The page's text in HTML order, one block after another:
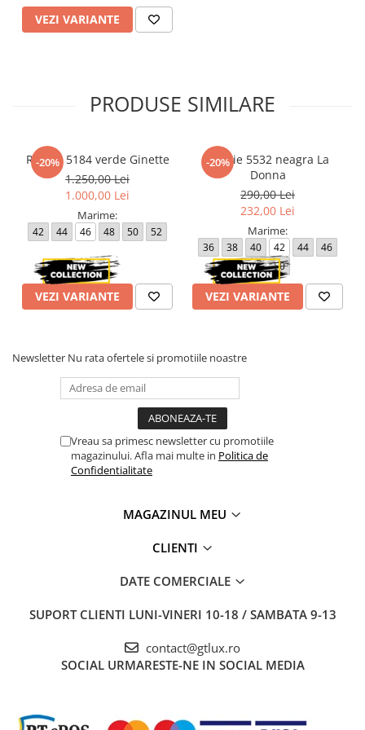
VEZI VARIANTE
PRODUSE SIMILARE
-20%
Rochie 5184 verde Ginette
1.250,00 Lei
1.000,00 Lei
Marime:
42 44 46 48 50 52
VEZI VARIANTE
-20%
Rochie 5532 neagra La
Donna
290,00 Lei
232,00 Lei
Marime:
36 38 40 42 44
46
48
50
VEZI VARIANTE
Newsletter Nu rata ofertele si promotiile noastre
Vreau sa primesc newsletter cu promotiile
magazinului. Afla mai multe in Politica de
Confidentialitate
MAGAZINUL MEU
CLIENTI
DATE COMERCIALE
SUPORT CLIENTI LUNI-VINERI 10-18 / SAMBATA 9-13
contact@gtlux.ro
SOCIAL URMARESTE-NE IN SOCIAL MEDIA